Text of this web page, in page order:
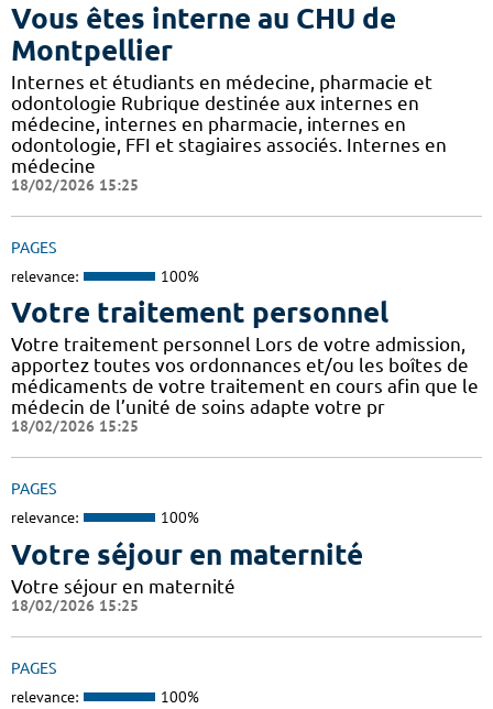
Vous êtes interne au CHU de
Montpellier
Internes et étudiants en médecine, pharmacie et
odontologie Rubrique destinée aux internes en
médecine, internes en pharmacie, internes en
odontologie, FFI et stagiaires associés. Internes en
médecine
18/02/2026 15:25
PAGES
relevance: 100%
Votre traitement personnel
Votre traitement personnel Lors de votre admission,
apportez toutes vos ordonnances et/ou les boîtes de
médicaments de votre traitement en cours afin que le
médecin de l’unité de soins adapte votre pr
18/02/2026 15:25
PAGES
relevance: 100%
Votre séjour en maternité
Votre séjour en maternité
18/02/2026 15:25
PAGES
relevance: 100%